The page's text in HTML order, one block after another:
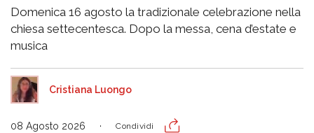
Domenica 16 agosto la tradizionale celebrazione nella
chiesa settecentesca. Dopo la messa, cena d’estate e
musica
Cristiana Luongo
08 Agosto 2026 Condividi